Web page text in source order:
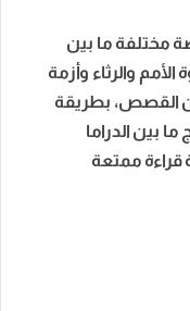
قهوتك واستمتع ب20 قصة مختلفة ما بين
والرثاء وأزمة
القصص، بطريقة
بين الدراما
قراءة ممتعة